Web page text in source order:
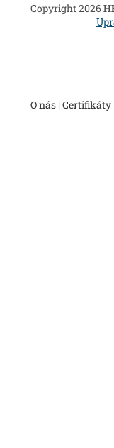
Copyright 2026
O nás| Certifikáty|